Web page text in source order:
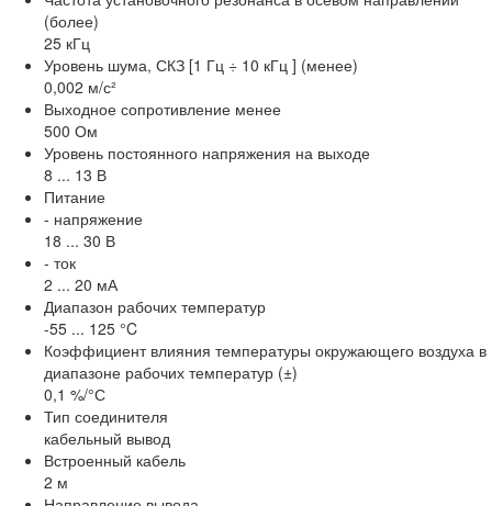
(более)
25 кГц
Уровень шума, СКЗ [1 Гц ÷ 10 кГц ] (менее)
0,002 м/с²
Выходное сопротивление менее
500 Ом
Уровень постоянного напряжения на выходе
8 ... 13 В
Питание
- напряжение
18 ... 30 В
- ток
2 ... 20 мА
Диапазон рабочих температур
-55 ... 125 °C
Коэффициент влияния температуры окружающего воздуха в
диапазоне рабочих температур (±)
0,1 %/°С
Тип соединителя
кабельный вывод
Встроенный кабель
2 м